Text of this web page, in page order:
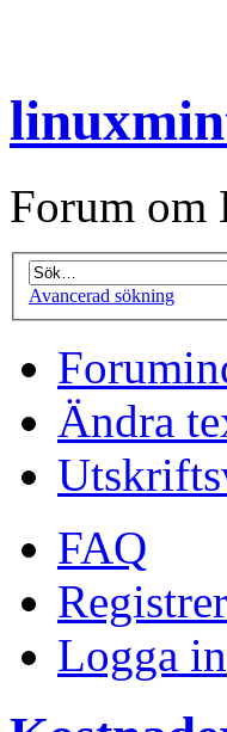
Forum
Avancerad sökning
Ändra
FAQ
Logga in